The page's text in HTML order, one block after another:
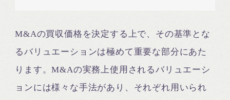
M&Aの買収価格を決定する上で、その基準とな
るバリュエーションは極めて重要な部分にあた
ります。M&Aの実務上使用されるバリュエーシ
ョンには様々な手法があり、それぞれ用いられ